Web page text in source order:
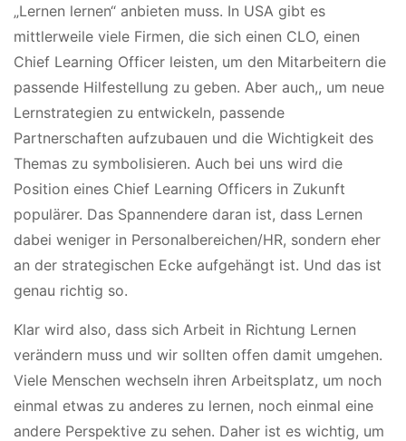
„Lernen lernen“ anbieten muss. In USA gibt es
mittlerweile viele Firmen, die sich einen CLO, einen
Chief Learning Officer leisten, um den Mitarbeitern die
passende Hilfestellung zu geben. Aber auch,, um neue
Lernstrategien zu entwickeln, passende
Partnerschaften aufzubauen und die Wichtigkeit des
Themas zu symbolisieren. Auch bei uns wird die
Position eines Chief Learning Officers in Zukunft
populärer. Das Spannendere daran ist, dass Lernen
dabei weniger in Personalbereichen/HR, sondern eher
an der strategischen Ecke aufgehängt ist. Und das ist
genau richtig so.
Klar wird also, dass sich Arbeit in Richtung Lernen
verändern muss und wir sollten offen damit umgehen.
Viele Menschen wechseln ihren Arbeitsplatz, um noch
einmal etwas zu anderes zu lernen, noch einmal eine
andere Perspektive zu sehen. Daher ist es wichtig, um